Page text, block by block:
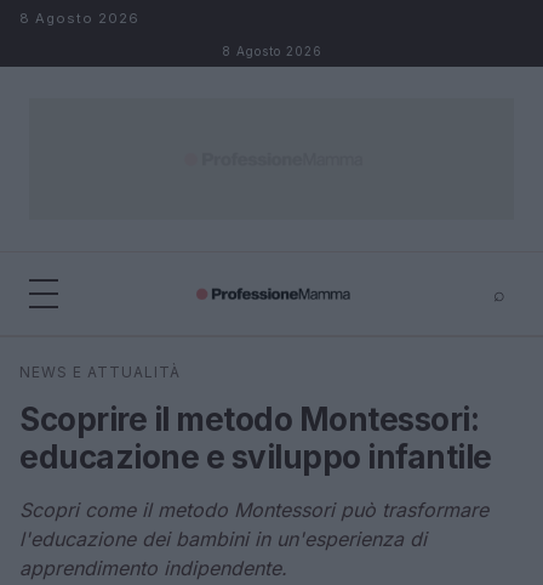
Salta al contenuto
8 Agosto 2026
8 Agosto 2026
⌕
Cerca
NEWS E ATTUALITÀ
Scoprire il metodo Montessori:
educazione e sviluppo infantile
Scopri come il metodo Montessori può trasformare
l'educazione dei bambini in un'esperienza di
apprendimento indipendente.